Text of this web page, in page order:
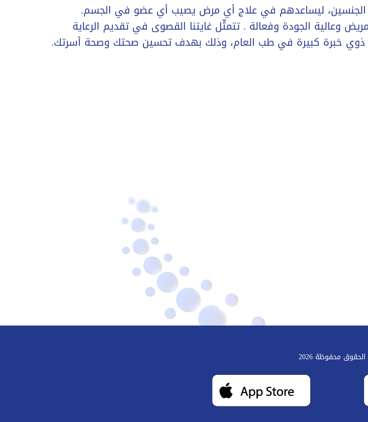
الجنسين، ليساعدهم في علاج أي مرض يصيب أي عضو في الجسم.
وعالية الجودة وفعالة . تتمثّل غايتنا القصوى في تقديم الرعاية
ذوي خبرة كبيرة في طب العام، وذلك بهدف تحسين صحتك وصحة أسرتك.
محفوظة 2026